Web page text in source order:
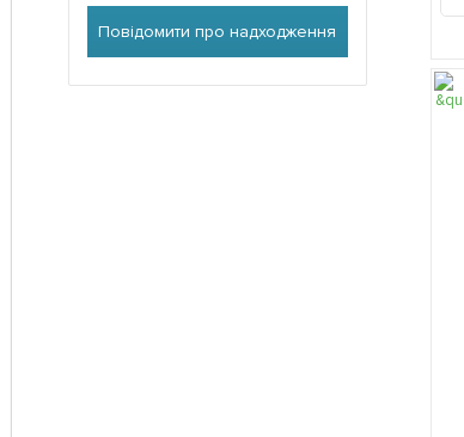
Повідомити про надходження